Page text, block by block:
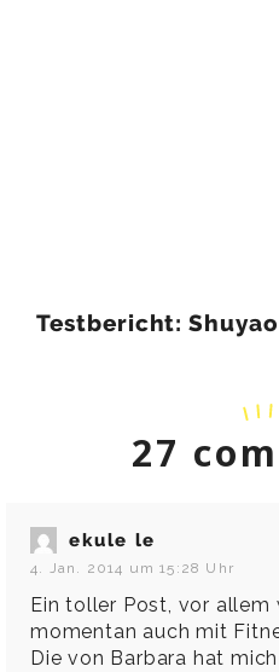
Testbericht:
27
ekule le
4. Jan. 2014 um 15:28 Uhr
Ein toller Post, vor allem
momentan auch mit
Die von Barbara hat